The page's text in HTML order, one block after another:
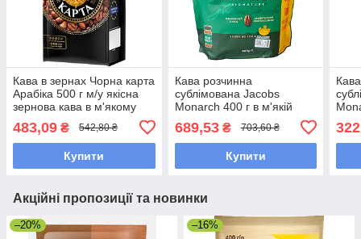
Кава в зернах Чорна карта
Арабіка 500 г м/у якісна
зернова кава в м'якому
483,09 ₴ 542,80 ₴
Купити
Кава розчинна
сублімована Jacobs
Monarch 400 г в м'якій
689,53₴ 703,60 ₴
Купити
Акційні пропозиції та новинки
–20% –16%